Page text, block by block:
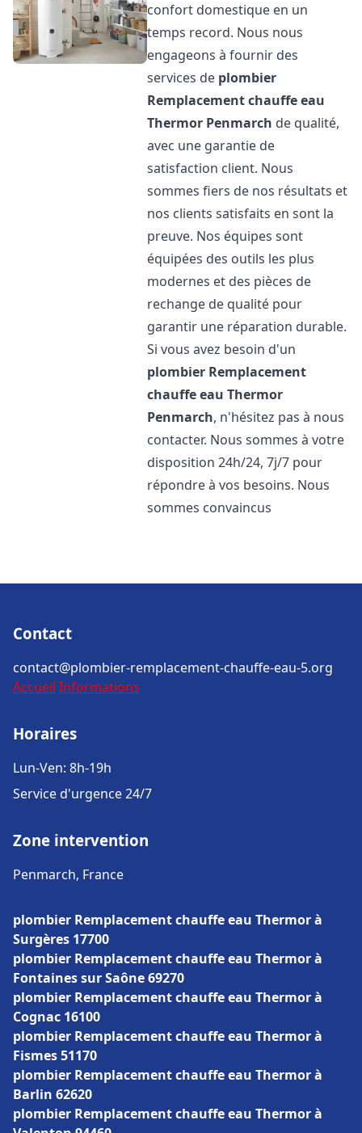
confort domestique en un
temps record. Nous nous
engageons à fournir des
services de plombier
Remplacement chauffe eau
Thermor Penmarch de qualité,
avec une garantie de
satisfaction client. Nous
sommes fiers de nos résultats et
nos clients satisfaits en sont la
preuve. Nos équipes sont
équipées des outils les plus
modernes et des pièces de
rechange de qualité pour
garantir une réparation durable.
Si vous avez besoin d'un
plombier Remplacement
chauffe eau Thermor
Penmarch, n'hésitez pas à nous
contacter. Nous sommes à votre
disposition 24h/24, 7j/7 pour
répondre à vos besoins. Nous
sommes convaincus
Contact
contact@plombier-remplacement-chauffe-eau-5.org
Accueil Informations
Horaires
Lun-Ven: 8h-19h
Service d'urgence 24/7
Zone intervention
Penmarch, France
plombier Remplacement chauffe eau Thermor à
Surgères 17700
plombier Remplacement chauffe eau Thermor à
Fontaines sur Saône 69270
plombier Remplacement chauffe eau Thermor à
Cognac 16100
plombier Remplacement chauffe eau Thermor à
Fismes 51170
plombier Remplacement chauffe eau Thermor à
Barlin 62620
plombier Remplacement chauffe eau Thermor à